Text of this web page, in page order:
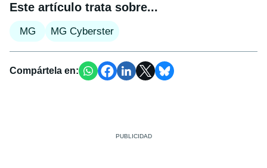
Este artículo trata sobre...
MG MG Cyberster
Compártela en: